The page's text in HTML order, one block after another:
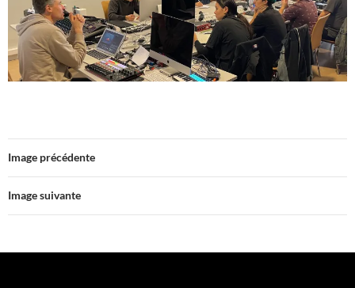
Image précédente
Image suivante